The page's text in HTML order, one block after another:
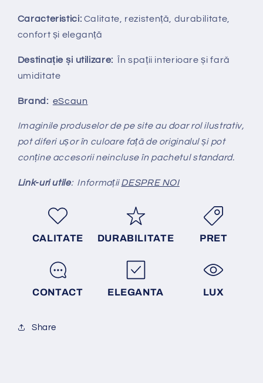
Caracteristici: Calitate, rezistență, durabilitate,
confort și eleganță
Destinație și utilizare: În spații interioare și fară
umiditate
Brand: eScaun
Imaginile produselor de pe site au doar rol ilustrativ,
pot diferi ușor în culoare față de originalul și pot
conține accesorii neincluse în pachetul standard.
Link-uri utile: InformațiiDESPRE NOI
CALITATE DURABILITATE PRET
CONTACT ELEGANTA LUX
Share